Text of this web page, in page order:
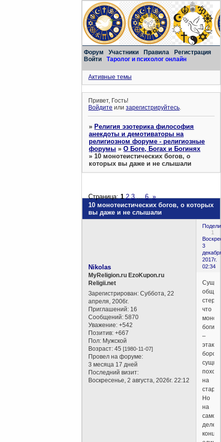
Форум Участники Правила
Регистрация
Войти
Таролог и психолог онлайн
Активные темы
Привет, Гость!
Войдите илизарегистрируйтесь.
»Религия эзотерика философия
анекдоты и демотиваторы на
религиозном форуме - религиозные
форумы »О Боге, Богах и Богинях
» 10 монотеистических богов, о
которых вы даже и не слышали
10 монотеистических богов, о которых
вы даже и не слышали
Страница:1 2 3 … 6 »
1
3
2017г.
02:34
Nikolas
MyReligion.ru EzoKupon.ru
Religii.net
Зарегистрирован: Суббота, 22
апреля, 2006г.
Приглашений: 16
Сообщений: 5870
Уважение: +542
Позитив: +667
Пол: Мужской
Возраст: 45[1980-11-07]
Провел на форуме:
3 месяца 17 дней
Последний визит:
Воскресенье, 2 августа, 2026г. 22:12
что
боги
–
этакие
на
Но
на
самом
деле